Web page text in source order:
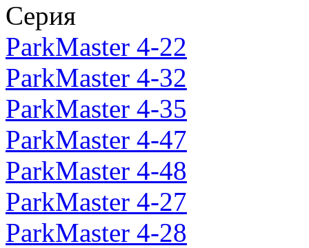
Серия
ParkMaster 4-22
ParkMaster 4-32
ParkMaster 4-35
ParkMaster 4-47
ParkMaster 4-48
ParkMaster 4-27
ParkMaster 4-28